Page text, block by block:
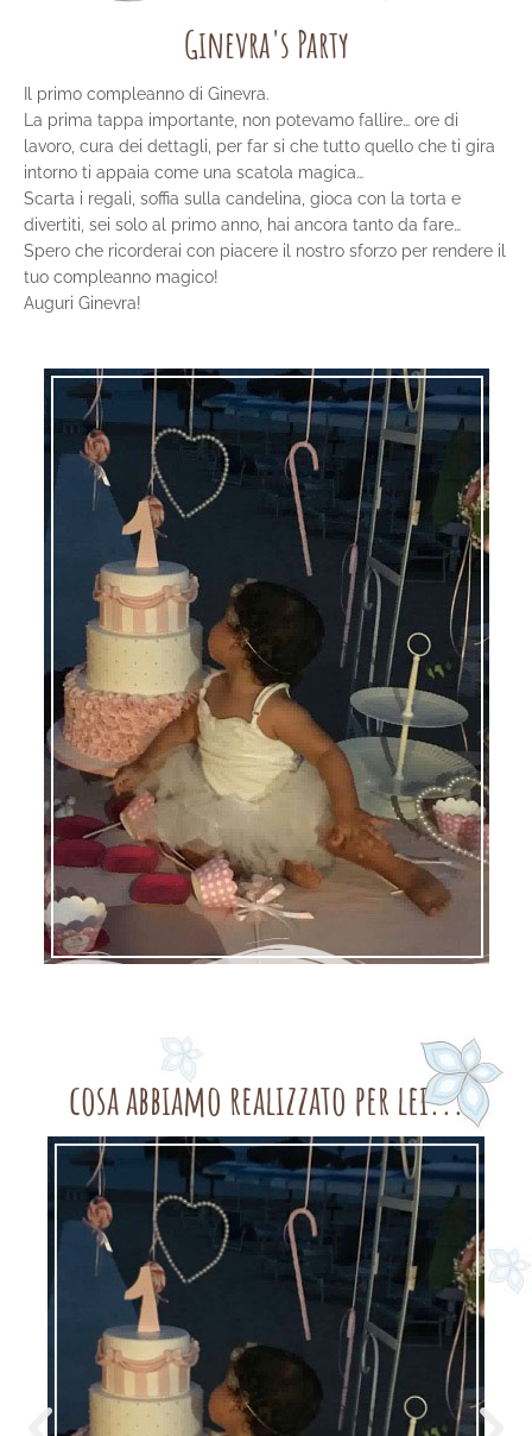
Ginevra's Party
Il primo compleanno di Ginevra.
La prima tappa importante, non potevamo fallire… ore di
lavoro, cura dei dettagli, per far si che tutto quello che ti gira
intorno ti appaia come una scatola magica…
Scarta i regali, soffia sulla candelina, gioca con la torta e
divertiti, sei solo al primo anno, hai ancora tanto da fare…
Spero che ricorderai con piacere il nostro sforzo per rendere il
tuo compleanno magico!
Auguri Ginevra!
cosa abbiamo realizzato per lei...